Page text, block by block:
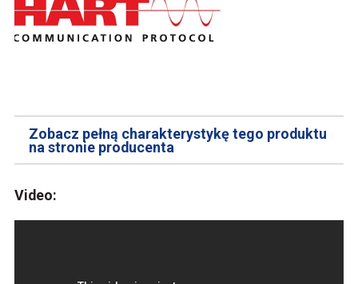
Zobacz pełną charakterystykę tego produktu
na stronie producenta
Video: